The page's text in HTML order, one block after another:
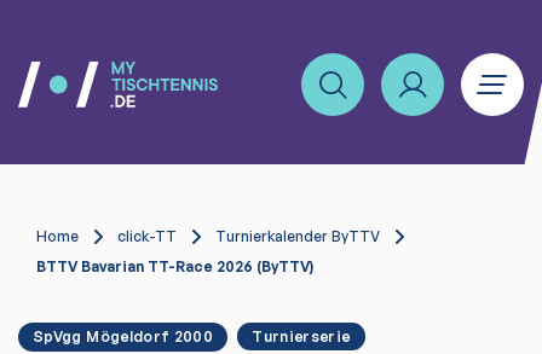
Home click-TT
Turnierkalender ByTTV
BTTV Bavarian TT-Race 2026 (ByTTV)
SpVgg Mögeldorf 2000 Turnierserie